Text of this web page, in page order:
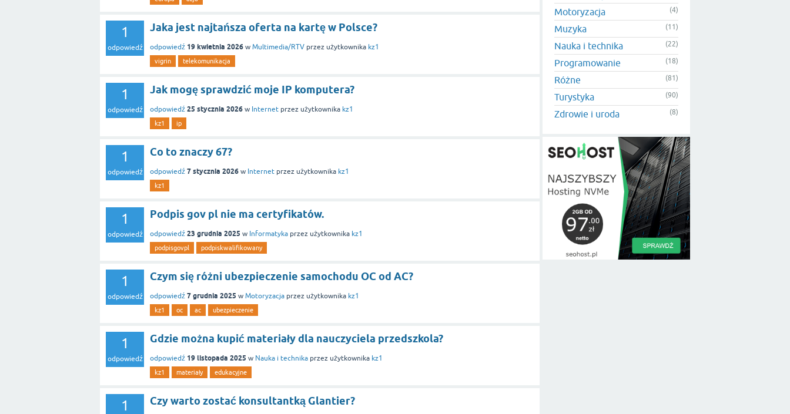
1
odpowiedź
Jaka jest najtańsza oferta na kartę w Polsce?
odpowiedź 19 kwietnia 2026 w Multimedia/RTV przez użytkownika kz1
vigrin telekomunikacja
1
odpowiedź
Jak mogę sprawdzić moje IP komputera?
odpowiedź 25 stycznia 2026 w Internet przez użytkownika kz1
kz1 ip
1
odpowiedź
Co to znaczy 67?
odpowiedź 7 stycznia 2026 w Internet przez użytkownika kz1
kz1
1
odpowiedź
Podpis gov pl nie ma certyfikatów.
odpowiedź 23 grudnia 2025 w Informatyka przez użytkownika kz1
podpisgovpl podpiskwalifikowany
1
odpowiedź
Czym się różni ubezpieczenie samochodu OC od AC?
odpowiedź 7 grudnia 2025 w Motoryzacja przez użytkownika kz1
kz1 oc ac ubezpieczenie
1
odpowiedź
Gdzie można kupić materiały dla nauczyciela przedszkola?
odpowiedź 19 listopada 2025 w Nauka i technika przez użytkownika kz1
kz1 materiały edukacyjne
1 Czy warto zostać konsultantką Glantier?
Motoryzacja (4)
Muzyka (11)
Nauka i technika (22)
Programowanie (18)
Różne (81)
Turystyka (90)
Zdrowie i uroda (8)